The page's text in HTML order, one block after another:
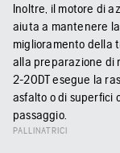
Inoltre, il motore di
aiuta a mantenere
miglioramento della
alla preparazione di
2-20DT esegue la
asfalto o di superfici
passaggio.
PALLINATRICI